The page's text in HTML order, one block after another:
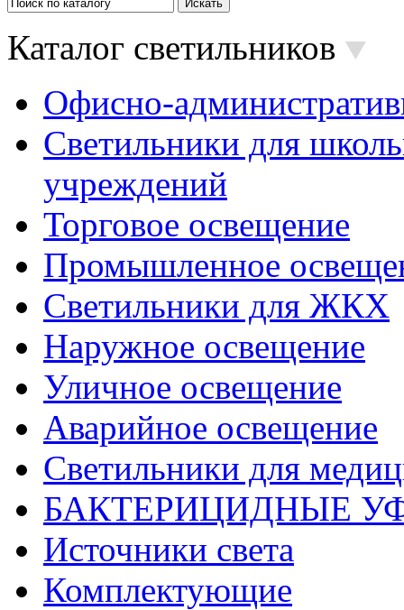
Каталог светильников
Офисно-
Светильники для
учреждений
Торговое освещение
Промышленное
Светильники для ЖКХ
Наружное освещение
Уличное освещение
Аварийное освещение
Светильники для
БАКТЕРИЦИДНЫЕ
Источники света
Комплектующие